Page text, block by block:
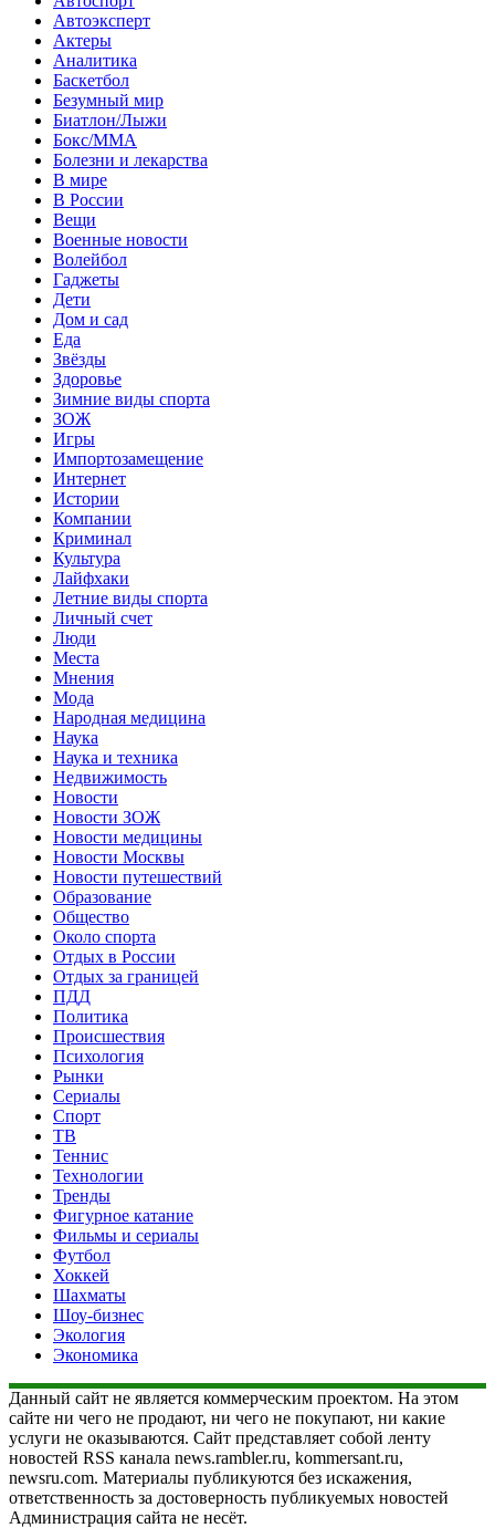
Автоэксперт
Актеры
Аналитика
Баскетбол
Безумный мир
Биатлон/Лыжи
Бокс/MMA
Болезни и лекарства
В мире
В России
Вещи
Военные новости
Волейбол
Гаджеты
Дети
Дом и сад
Еда
Звёзды
Здоровье
Зимние виды спорта
ЗОЖ
Игры
Импортозамещение
Интернет
Истории
Компании
Криминал
Культура
Лайфхаки
Летние виды спорта
Личный счет
Люди
Места
Мнения
Мода
Народная медицина
Наука
Наука и техника
Недвижимость
Новости
Новости ЗОЖ
Новости медицины
Новости Москвы
Новости путешествий
Образование
Общество
Около спорта
Отдых в России
Отдых за границей
ПДД
Политика
Происшествия
Психология
Рынки
Сериалы
Спорт
ТВ
Теннис
Технологии
Тренды
Фигурное катание
Фильмы и сериалы
Футбол
Хоккей
Шахматы
Шоу-бизнес
Экология
Экономика
Данный сайт не является коммерческим проектом. На этом
сайте ни чего не продают, ни чего не покупают, ни какие
услуги не оказываются. Сайт представляет собой ленту
новостей RSS канала news.rambler.ru, kommersant.ru,
newsru.com. Материалы публикуются без искажения,
ответственность за достоверность публикуемых новостей
Администрация сайта не несёт.